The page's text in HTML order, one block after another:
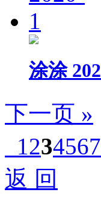
涂涂
下一页 »
1234567
返 回